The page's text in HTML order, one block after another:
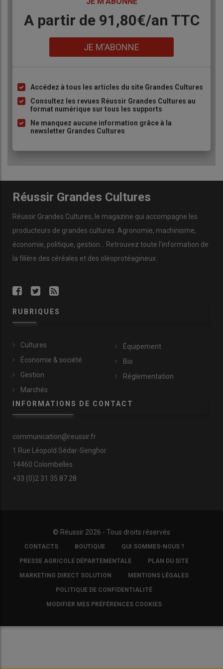
Body
A partir de 91,80€/an​ TTC
JE M'ABONNE
Liste
à
puce
Accédez à tous les articles du site Grandes Cultures
Consultez les revues Réussir Grandes Cultures au
format numérique sur tous les supports
Ne manquez aucune information grâce à la
newsletter Grandes Cultures
Réussir Grandes Cultures
Réussir Grandes Cultures, le magazine qui accompagne les
producteurs de grandes cultures Agronomie, machinisme,
économie, politique, gestion … Retrouvez toute l’information de
la filière des céréales et des oléoprotéagineux
RUBRIQUES
Cultures
Économie & société
Gestion
Marchés
Équipement
Bio
Réglementation
INFORMATIONS DE CONTACT
communication@reussir.fr
1 Rue Léopold Sédar-Senghor
14460 Colombelles
+33 (0)2 31 35 87 28
© Réussir 2026 - Tous droits réservés
FOOTER
COPYRIGHT
CONTACTS BOUTIQUE QUI SOMMES-NOUS ?
PRESSE AGRICOLE DÉPARTEMENTALE PLAN DU SITE
MARKETING DIRECT SOLUTION MENTIONS LÉGALES
POLITIQUE DE CONFIDENTIALITÉ
MODIFIER MES PRÉFÉRENCES COOKIES